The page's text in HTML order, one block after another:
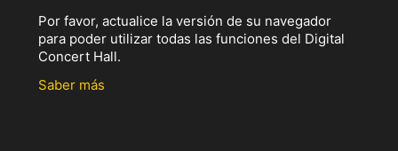
Por favor, actualice la versión de su navegador
para poder utilizar todas las funciones del Digital
Concert Hall.
Saber más